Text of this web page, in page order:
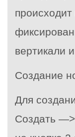
вертикали
Создание
Для
Создать